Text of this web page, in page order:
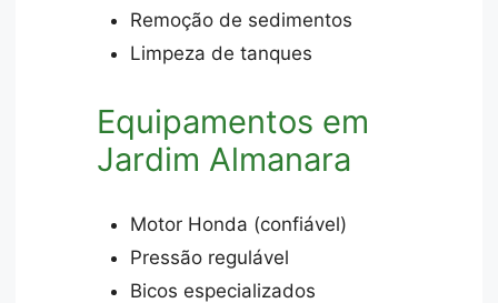
Remoção de sedimentos
Limpeza de tanques
Equipamentos em
Jardim Almanara
Motor Honda (confiável)
Pressão regulável
Bicos especializados